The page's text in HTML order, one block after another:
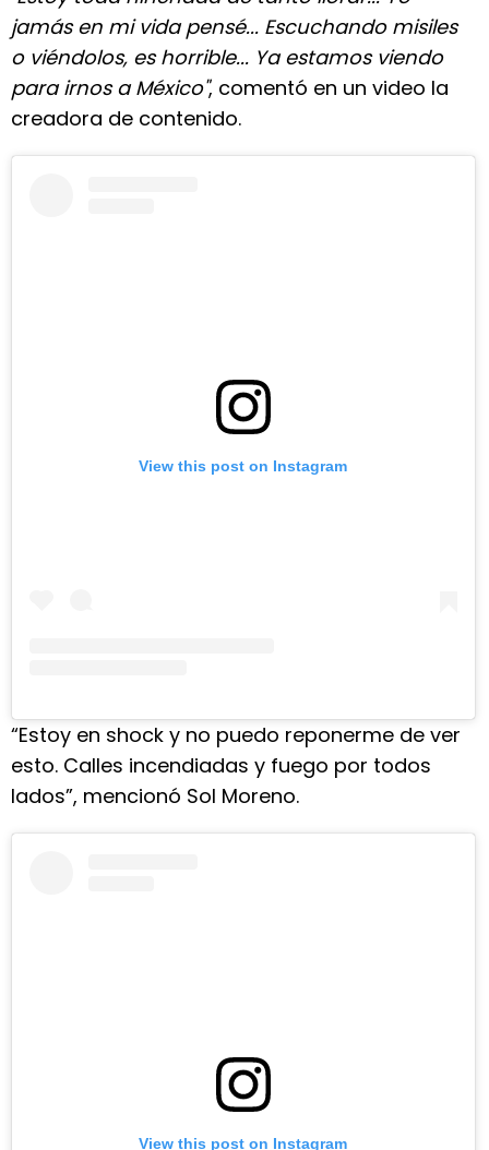
jamás en mi vida pensé... Escuchando misiles
o viéndolos, es horrible... Ya estamos viendo
para irnos a México", comentó en un video la
creadora de contenido.
View this post on Instagram
“Estoy en shock y no puedo reponerme de ver
esto. Calles incendiadas y fuego por todos
lados”, mencionó Sol Moreno.
View this post on Instagram